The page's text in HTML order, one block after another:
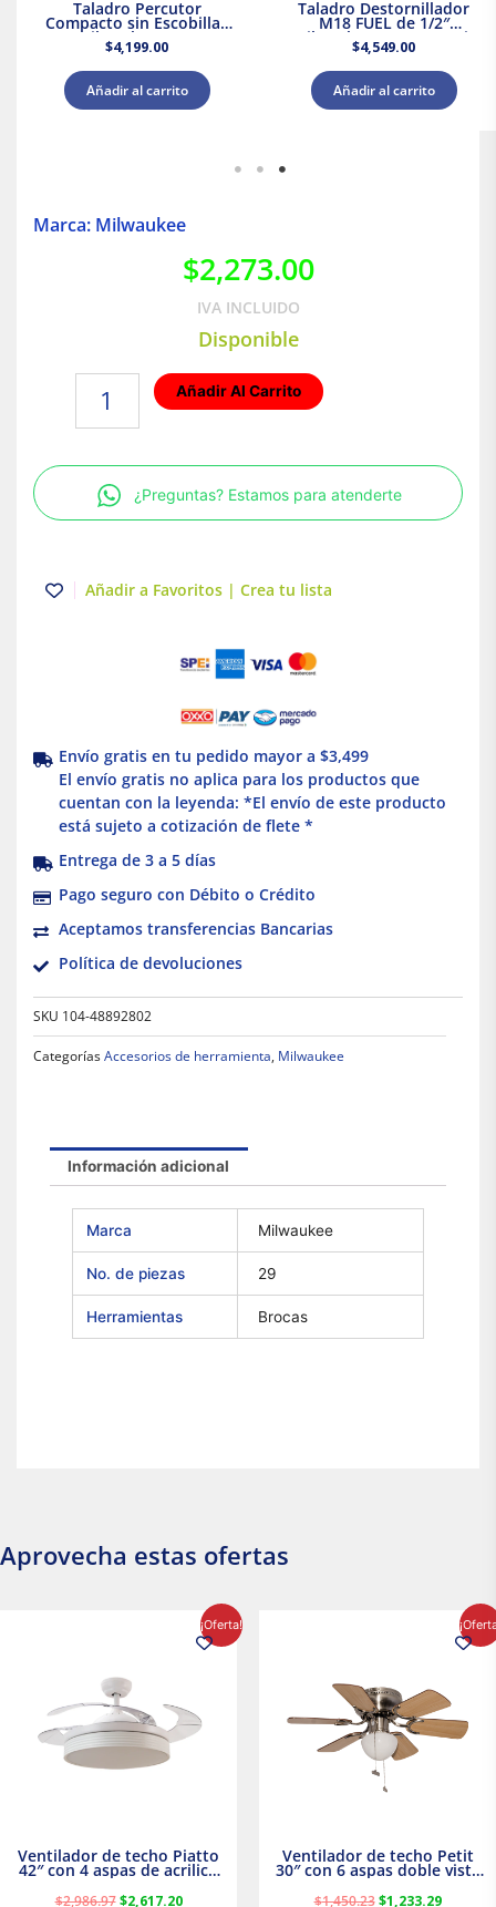
Taladro Percutor
Compacto sin Escobillas
M18 Milwaukee 3602-20 +
Kit Batería y Cargador
$4,199.00
Añadir al carrito
Taladro Destornillador
M18 FUEL de 1/2″
Milwaukee 2903-20 + Kit
Bateria y Cargador
$4,549.00
Añadir al carrito
Marca: Milwaukee
$2,273.00
IVA INCLUIDO
Disponible
Brocas
THUNDERBOLT™
|
óxido
29PCS
Añadir Al Carrito
¿Preguntas? Estamos para atenderte
Añadir a Favoritos | Crea tu lista
Envío gratis en tu pedido mayor a $3,499
El envío gratis no aplica para los productos que
cuentan con la leyenda: *El envío de este producto
está sujeto a cotización de flete *
Entrega de 3 a 5 días
Pago seguro con Débito o Crédito
Aceptamos transferencias Bancarias
Política de devoluciones
SKU 104-48892802
CategoríasAccesorios de herramienta, Milwaukee
Información adicional
Marca Milwaukee
No. de piezas 29
Herramientas Brocas
Aprovecha estas ofertas
¡Oferta!
Ventilador de techo Piatto
42″ con 4 aspas de acrilico
transparente
$2,986.97
$2,986.97.
$2,617.20
precio
actual
Ventilador de techo Petit
30″ con 6 aspas doble vista
Satinado Masterfan
$1,450.23
$1,450.23.
$1,233.29
precio
actual